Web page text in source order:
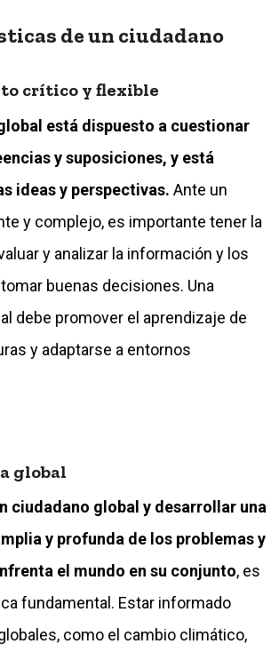
de un ciudadano
crítico y flexible
está dispuesto a cuestionar
y suposiciones, y está
ideas y perspectivas. Ante un
y complejo, es importante tener la
y analizar la información y los
buenas decisiones. Una
debe promover el aprendizaje de
y adaptarse a entornos
global
ciudadano global y desarrollar una
y profunda de los problemas y
el mundo en su conjunto, es
fundamental. Estar informado
como el cambio climático,